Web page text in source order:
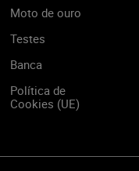
Moto de ouro
Testes
Banca
Política de
Cookies (UE)